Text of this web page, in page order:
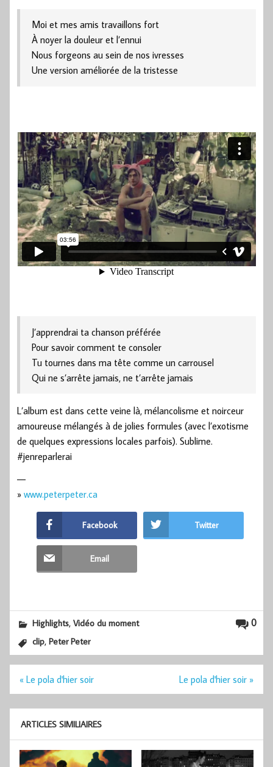
Moi et mes amis travaillons fort
À noyer la douleur et l’ennui
Nous forgeons au sein de nos ivresses
Une version améliorée de la tristesse
J’apprendrai ta chanson préférée
Pour savoir comment te consoler
Tu tournes dans ma tête comme un carrousel
Qui ne s’arrête jamais, ne t’arrête jamais
L’album est dans cette veine là, mélancolisme et noirceur
amoureuse mélangés à de jolies formules (avec l’exotisme
de quelques expressions locales parfois). Sublime.
#jenreparlerai
—
» www.peterpeter.ca
Facebook Twitter
Email
0
Highlights,Vidéo du moment
clip,Peter Peter
Navigation
l’article
« Le pola d'hier soir Le pola d'hier soir »
ARTICLES SIMILIAIRES